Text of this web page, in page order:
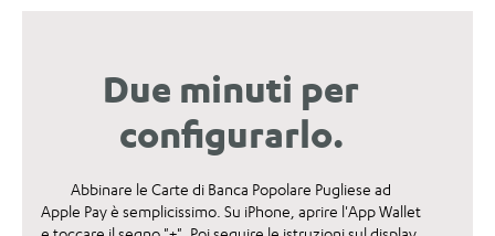
Due minuti per
configurarlo.
Abbinare le Carte di Banca Popolare Pugliese ad
Apple Payè semplicissimo. Su iPhone, aprire l'App Wallet